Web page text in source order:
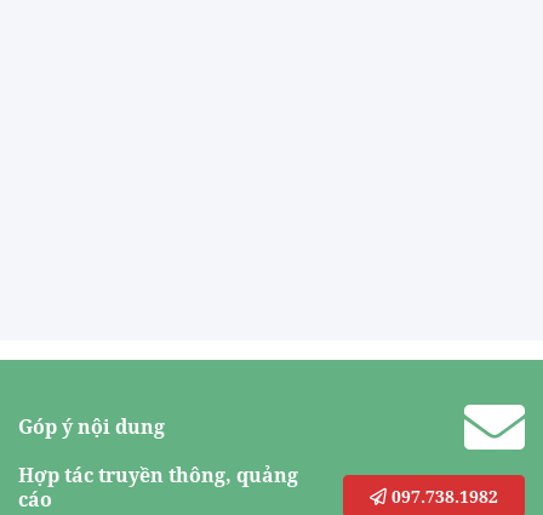
Góp ý nội dung
Hợp tác truyền thông, quảng
cáo
097.738.1982